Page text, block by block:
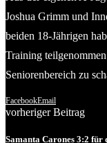
Joshua Grimm und
beiden 18-Jährigen
Training
Seniorenbereich zu
FacebookEmail
vorheriger Beitrag
Samanta Carones 3:2 für